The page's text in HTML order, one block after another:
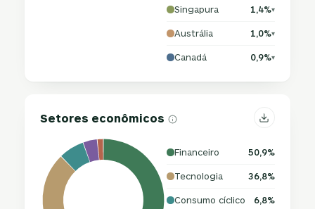
Singapura 1,4%▾
Austrália 1,0%▾
Canadá 0,9%▾
Setores econômicos
Financeiro 50,9%
Tecnologia 36,8%
Consumo cíclico 6,8%